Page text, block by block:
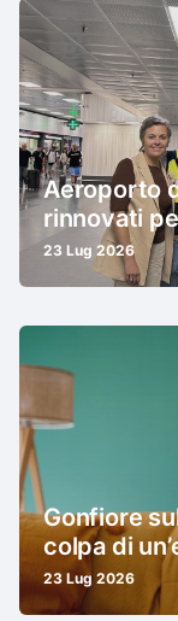
Aeroporto
rinnovati
23 Lug 2026
Gonfiore
colpa di
23 Lug 2026